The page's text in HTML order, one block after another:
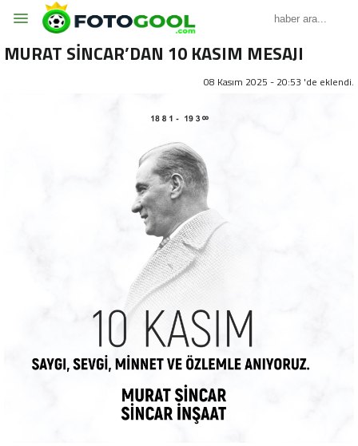
MURAT SİNCAR’DAN 10 KASIM MESAJI
08 Kasım 2025 - 20:53 'de eklendi.